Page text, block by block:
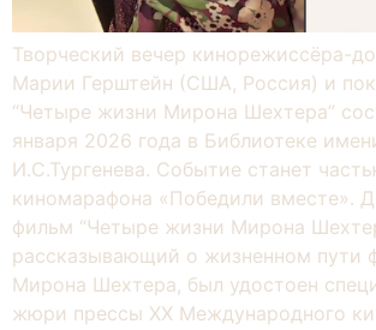
Творческий вечер кинорежиссёра-
Марии Герштейн (США, Россия) и
“Четыре жизни Мирона Шехтера”
января 2026 года в Библиотеке
И.С.Тургенева. Событие станет
киномарафона «Победили вместе».
фильм “Четыре жизни Мирона
рассказывающий о жизненном пути
Мирона Шехтера, был удостоен
жюри прессы XX Международного